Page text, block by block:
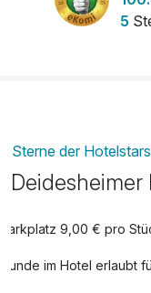
5
Sterne der
Deidesheimer
Parkplatz 9,00 € pro
Hunde im Hotel erlaubt